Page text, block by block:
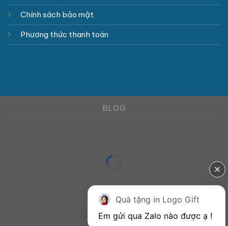
Chính sách bảo mật
Phương thức thanh toán
BLOG
Quà tặng in Logo Gift